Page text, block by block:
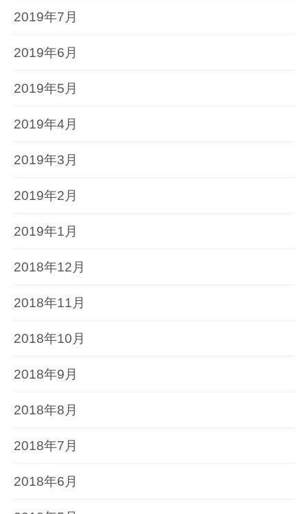
2019年7月
2019年6月
2019年5月
2019年4月
2019年3月
2019年2月
2019年1月
2018年12月
2018年11月
2018年10月
2018年9月
2018年8月
2018年7月
2018年6月